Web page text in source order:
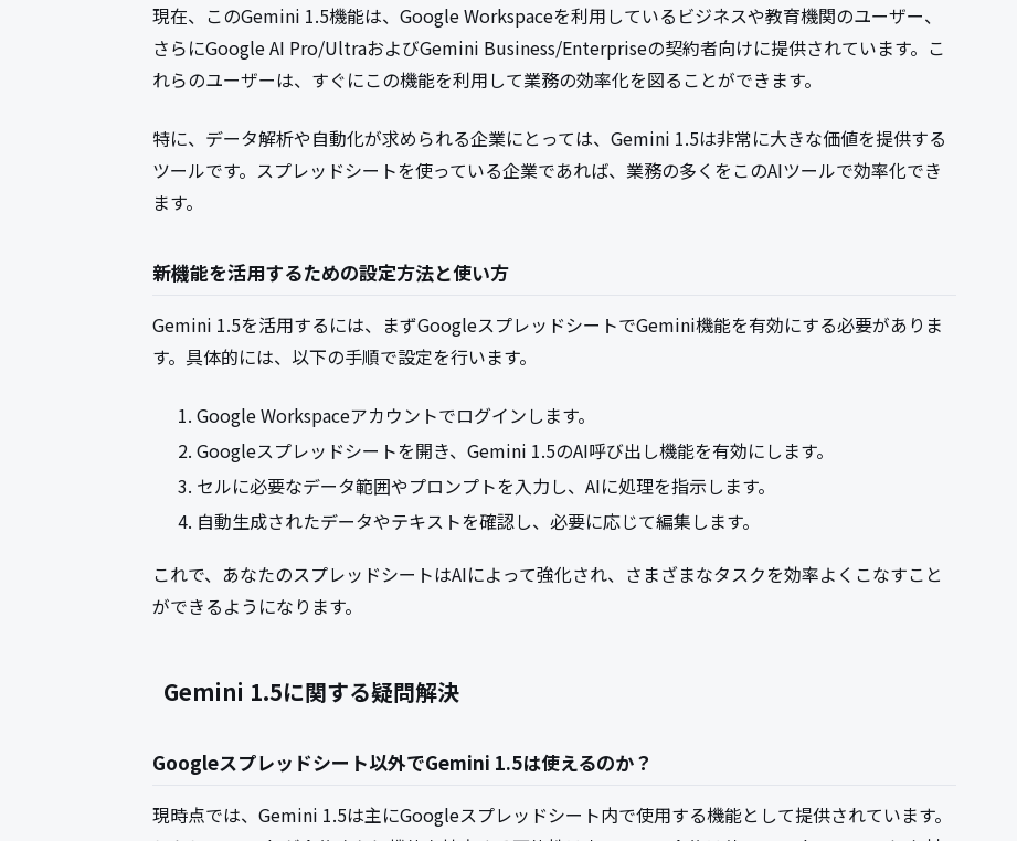
現在、このGemini 1.5機能は、Google Workspaceを利用しているビジネスや教育機関のユーザー、
さらにGoogle AI Pro/UltraおよびGemini Business/Enterpriseの契約者向けに提供されています。こ
れらのユーザーは、すぐにこの機能を利用して業務の効率化を図ることができます。
特に、データ解析や自動化が求められる企業にとっては、Gemini 1.5は非常に大きな価値を提供する
ツールです。スプレッドシートを使っている企業であれば、業務の多くをこのAIツールで効率化でき
ます。
新機能を活用するための設定方法と使い方
Gemini 1.5を活用するには、まずGoogleスプレッドシートでGemini機能を有効にする必要がありま
す。具体的には、以下の手順で設定を行います。
Google Workspaceアカウントでログインします。
Googleスプレッドシートを開き、Gemini 1.5のAI呼び出し機能を有効にします。
セルに必要なデータ範囲やプロンプトを入力し、AIに処理を指示します。
自動生成されたデータやテキストを確認し、必要に応じて編集します。
これで、あなたのスプレッドシートはAIによって強化され、さまざまなタスクを効率よくこなすこと
ができるようになります。
Gemini 1.5に関する疑問解決
Googleスプレッドシート以外でGemini 1.5は使えるのか？
現時点では、Gemini 1.5は主にGoogleスプレッドシート内で使用する機能として提供されています。